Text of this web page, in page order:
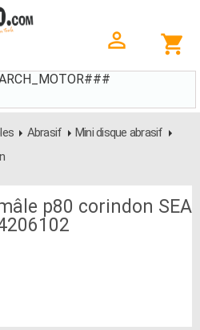
Abrasif
Mini disque abrasif
p80 corindon SEA